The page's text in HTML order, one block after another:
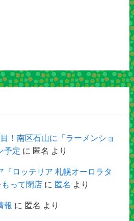
！南区石山に「ラーメンショ
予定 に 匿名 より
『ロッテリア 札幌オーロラタ
って閉店に 匿名 より
報 に 匿名 より